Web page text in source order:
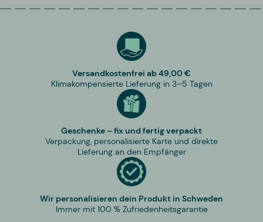
Versandkostenfrei ab 49,00 €
Klimakompensierte Lieferung in 3–5 Tagen
Geschenke – fix und fertig verpackt
Verpackung, personalisierte Karte und direkte
Lieferung an den Empfänger
Wir personalisieren dein Produkt in Schweden
Immer mit 100 % Zufriedenheitsgarantie